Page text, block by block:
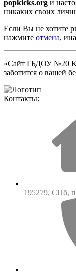
popkicks.org и
никаких своих
Если Вы не хотите
нажмите отмена,
«Сайт ГБДОУ №20
заботится о вашей
Контакты:
195279, СПб,